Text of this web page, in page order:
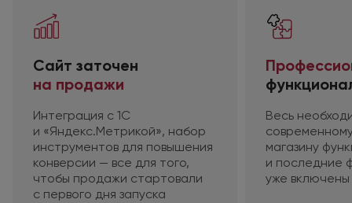
Сайт заточен
на продажи
Интеграция с 1С
и «Яндекс.Метрикой», набор
инструментов для повышения
конверсии — все для того,
чтобы продажи стартовали
с первого дня запуска
Весь
магазину
и последние
уже включены